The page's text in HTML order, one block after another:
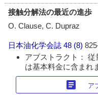
接触分解法の最近の進歩
O. Clause, C. Dupraz
日本油化学会誌 48 (8)
アブストラクト： 従
は基本料金に含まれ
article ア